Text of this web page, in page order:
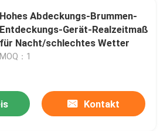
Hohes Abdeckungs-Brummen-
Entdeckungs-Gerät-Realzeitmaß
für Nacht/schlechtes Wetter
MOQ：1
Kontakt